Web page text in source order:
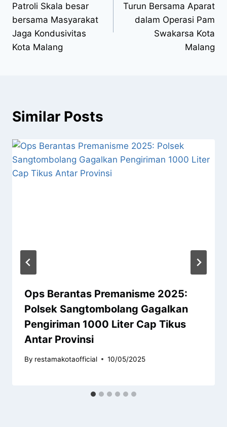
Patroli Skala besar
bersama Masyarakat
Jaga Kondusivitas
Kota Malang
Turun Bersama Aparat
dalam Operasi Pam
Swakarsa Kota
Malang
Similar Posts
Ops Berantas Premanisme 2025:
Polsek Sangtombolang Gagalkan
Pengiriman 1000 Liter Cap Tikus
Antar Provinsi
By restamakotaofficial 10/05/2025